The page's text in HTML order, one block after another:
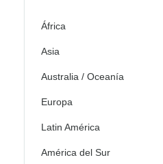
África
Asia
Australia / Oceanía
Europa
Latin América
América del Sur